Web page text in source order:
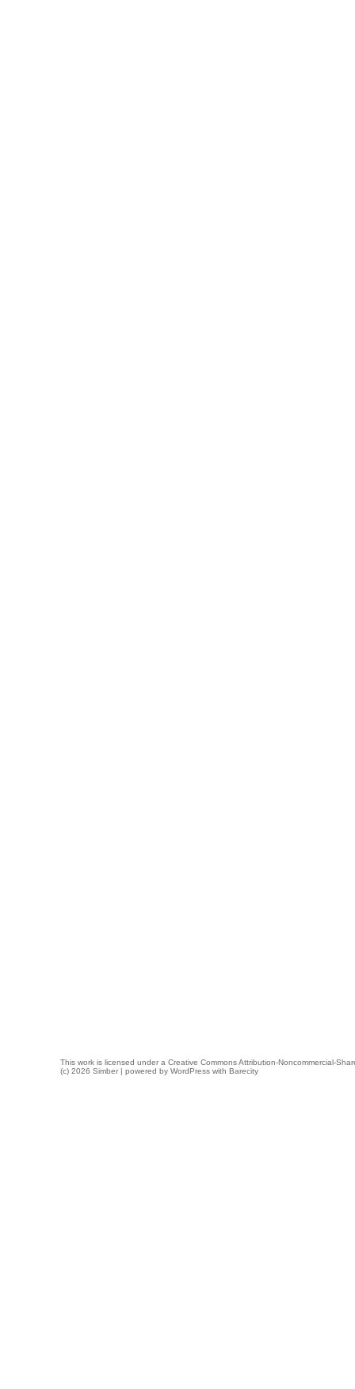
This work is licensed under a Creative Commons Attribution-Noncommercial-
(c) 2026 Simber | powered by WordPress with Barecity